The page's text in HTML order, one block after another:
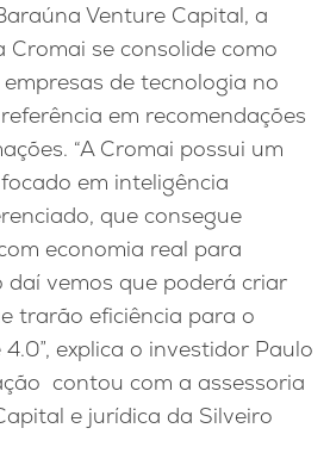
Venture Capital, a
Cromai se consolide como
de tecnologia no
em recomendações
“A Cromai possui um
em inteligência
que consegue
economia real para
vemos que poderá criar
trarão eficiência para o
explica o investidor Paulo
contou com a assessoria
e jurídica da Silveiro